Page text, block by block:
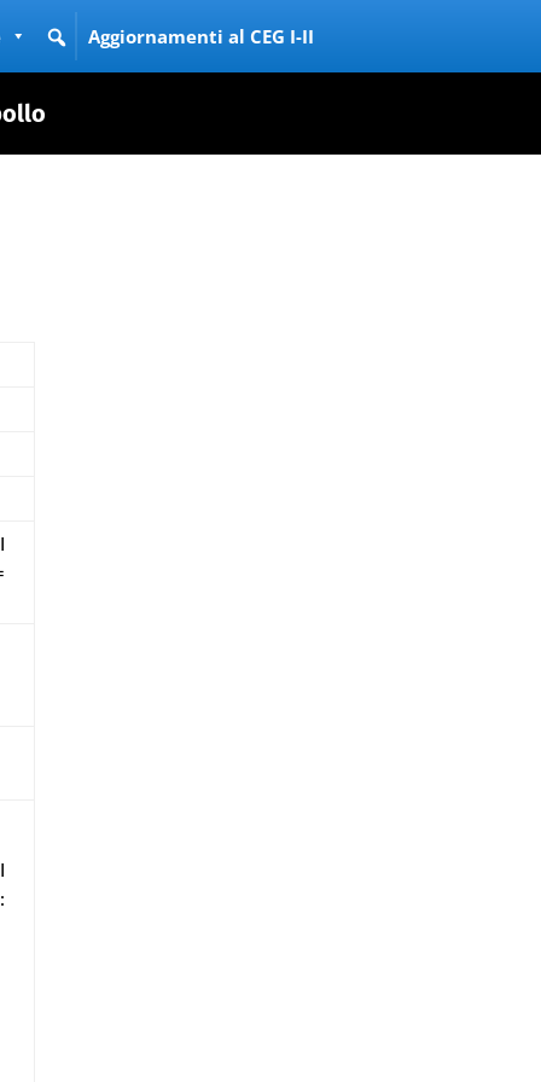
Aggiornamenti al CEG I-II